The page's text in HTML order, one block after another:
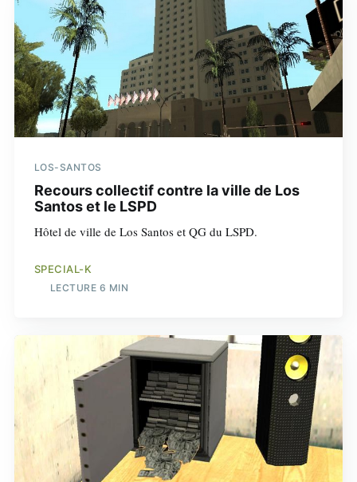
LOS-SANTOS
Recours collectif contre la ville de Los
Santos et le LSPD
Hôtel de ville de Los Santos et QG du LSPD.
SPECIAL-K
LECTURE 6 MIN